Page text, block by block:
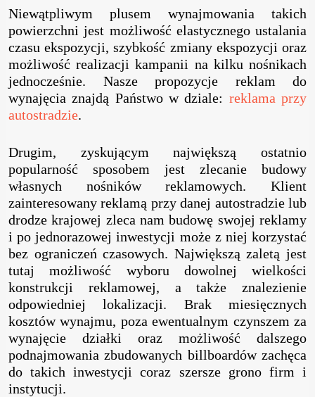
Niewątpliwym plusem wynajmowania takich
powierzchni jest możliwość elastycznego ustalania
czasu ekspozycji, szybkość zmiany ekspozycji oraz
możliwość realizacji kampanii na kilku nośnikach
jednocześnie. Nasze propozycje reklam do
wynajęcia znajdą Państwo w dziale: reklama przy
autostradzie.
Drugim, zyskującym największą ostatnio
popularność sposobem jest zlecanie budowy
własnych nośników reklamowych. Klient
zainteresowany reklamą przy danej autostradzie lub
drodze krajowej zleca nam budowę swojej reklamy
i po jednorazowej inwestycji może z niej korzystać
bez ograniczeń czasowych. Największą zaletą jest
tutaj możliwość wyboru dowolnej wielkości
konstrukcji reklamowej, a także znalezienie
odpowiedniej lokalizacji. Brak miesięcznych
kosztów wynajmu, poza ewentualnym czynszem za
wynajęcie działki oraz możliwość dalszego
podnajmowania zbudowanych billboardów zachęca
do takich inwestycji coraz szersze grono firm i
instytucji.